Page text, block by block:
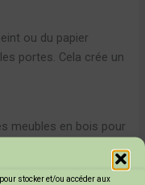
stocker et/ou accéder aux
ou du papier
portes. Cela crée un
meubles en bois pour